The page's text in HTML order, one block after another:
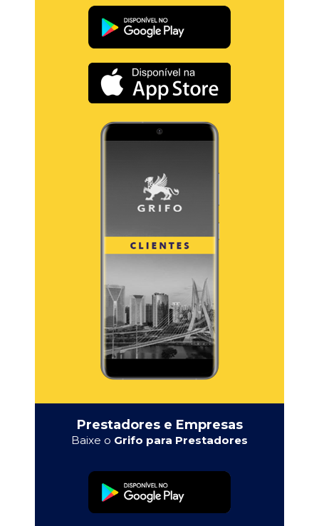
Prestadores e Empresas
Baixe o Grifo para Prestadores